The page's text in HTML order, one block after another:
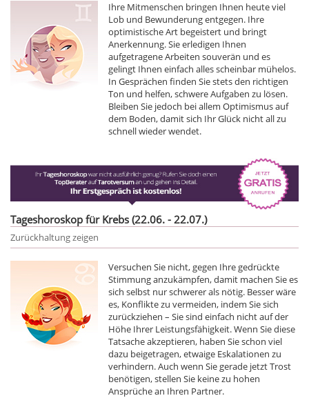
Ihre Mitmenschen bringen Ihnen heute viel
Lob und Bewunderung entgegen. Ihre
optimistische Art begeistert und bringt
Anerkennung. Sie erledigen Ihnen
aufgetragene Arbeiten souverän und es
gelingt Ihnen einfach alles scheinbar mühelos.
In Gesprächen finden Sie stets den richtigen
Ton und helfen, schwere Aufgaben zu lösen.
Bleiben Sie jedoch bei allem Optimismus auf
dem Boden, damit sich Ihr Glück nicht all zu
schnell wieder wendet.
Tageshoroskop für Krebs (22.06. - 22.07.)
Zurückhaltung zeigen
Versuchen Sie nicht, gegen Ihre gedrückte
Stimmung anzukämpfen, damit machen Sie es
sich selbst nur schwerer als nötig. Besser wäre
es, Konflikte zu vermeiden, indem Sie sich
zurückziehen – Sie sind einfach nicht auf der
Höhe Ihrer Leistungsfähigkeit. Wenn Sie diese
Tatsache akzeptieren, haben Sie schon viel
dazu beigetragen, etwaige Eskalationen zu
verhindern. Auch wenn Sie gerade jetzt Trost
benötigen, stellen Sie keine zu hohen
Ansprüche an Ihren Partner.